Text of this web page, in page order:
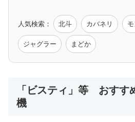
モンハン バイオ ペルソナ
値下げ台
人気検索： 北斗 カバネリ
ジャグラー まどか
「ビスティ」等 おすす
機